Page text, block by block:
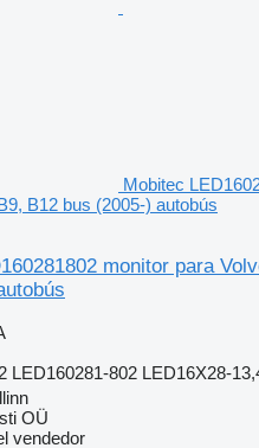
Mobitec
B12 bus (2005-) autobús
monitor para
LED160281-802 LED16X28-
OÜ
vendedor